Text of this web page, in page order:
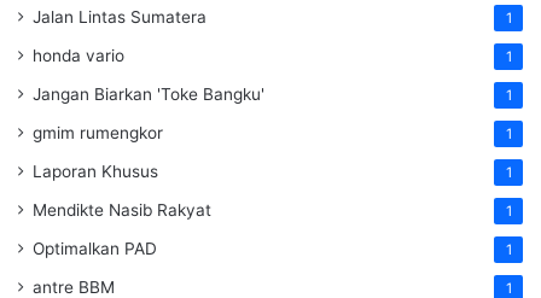
Jalan Lintas Sumatera 1
honda vario 1
Jangan Biarkan 'Toke Bangku' 1
gmim rumengkor 1
Laporan Khusus 1
Mendikte Nasib Rakyat 1
Optimalkan PAD 1
antre BBM 1